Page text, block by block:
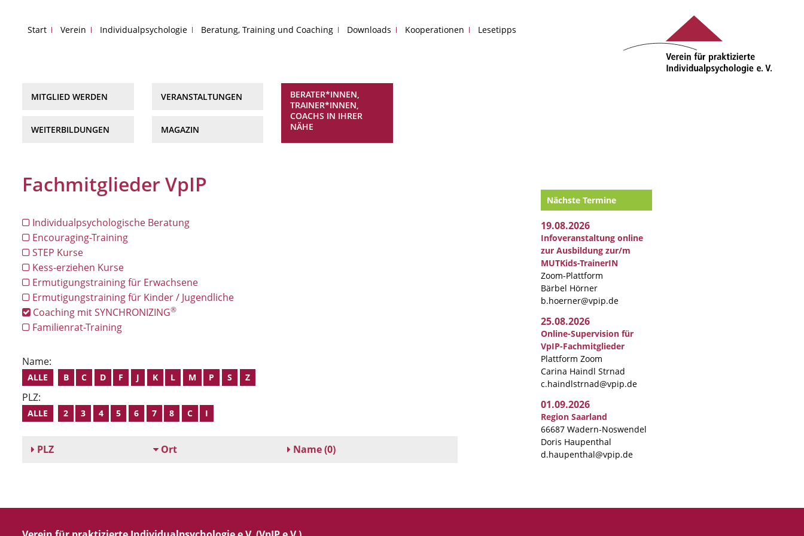
Start Verein Individualpsychologie Beratung, Training und Coaching Downloads Kooperationen Lesetipps
MITGLIED WERDEN
WEITERBILDUNGEN
VERANSTALTUNGEN
MAGAZIN
BERATER*INNEN,
TRAINER*INNEN,
COACHS IN IHRER
NÄHE
Fachmitglieder VpIP
Individualpsychologische Beratung
Encouraging-Training
STEP Kurse
Kess-erziehen Kurse
Ermutigungstraining für Erwachsene
Ermutigungstraining für Kinder / Jugendliche
Coaching mit SYNCHRONIZING®
Familienrat-Training
Name:
ALLE B C D F J K L M P S Z
PLZ:
ALLE 2 3 4 5 6 7 8 C I
PLZ Ort Name(0)
Nächste Termine
19.08.2026
Infoveranstaltung online
zur Ausbildung zur/m
MUTKids-TrainerIN
Zoom-Plattform
Bärbel Hörner
b.hoerner@vpip.de
25.08.2026
Online-Supervision für
VpIP-Fachmitglieder
Plattform Zoom
Carina Haindl Strnad
c.haindlstrnad@vpip.de
01.09.2026
Region Saarland
66687 Wadern-Noswendel
Doris Haupenthal
d.haupenthal@vpip.de